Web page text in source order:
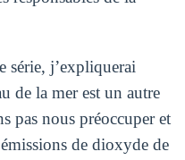
série, j’expliquerai
de la mer est un autre
pas nous préoccuper et
de dioxyde de